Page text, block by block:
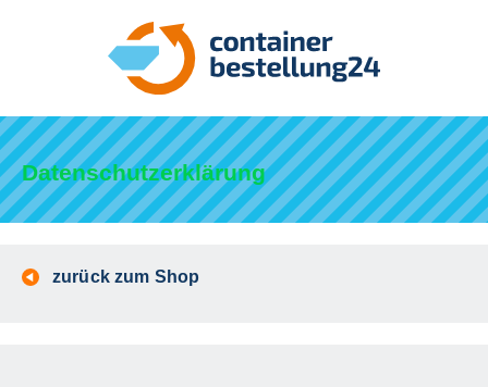
Datenschutzerklärung
zurück zum Shop